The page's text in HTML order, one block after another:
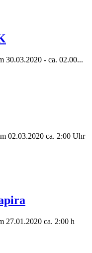
30.03.2020 - ca. 02.00...
02.03.2020 ca. 2:00 Uhr
27.01.2020 ca. 2:00 h